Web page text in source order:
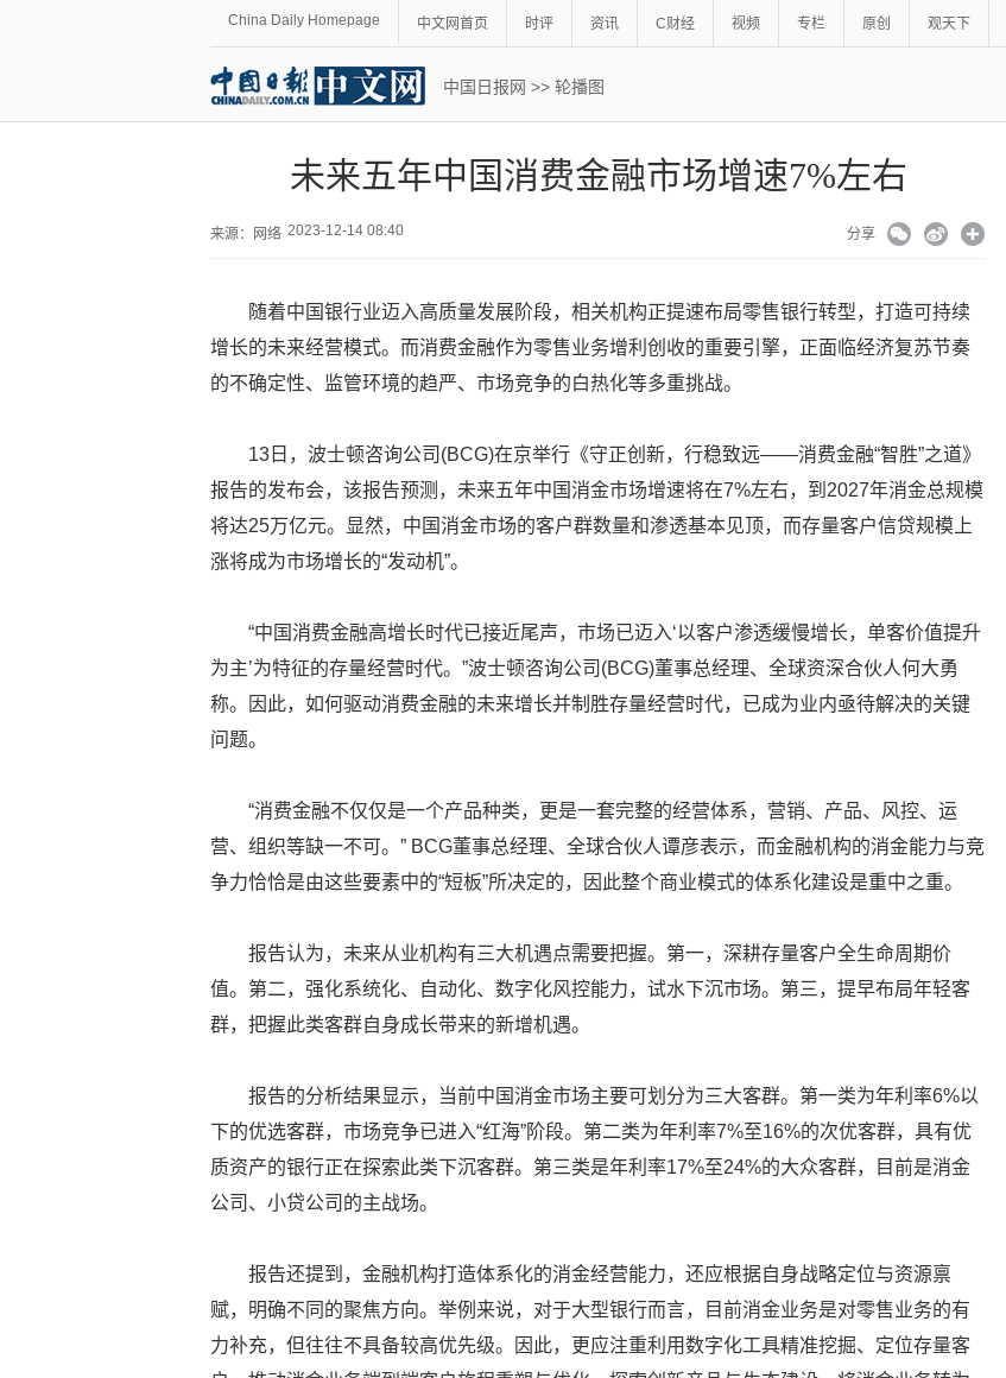
China Daily Homepage 中文网首页 时评 资讯 C财经 视频 专栏 原创 观天下
中国日报网 >> 轮播图
未来五年中国消费金融市场增速7%左右
来源：网络 2023-12-14 08:40 分享
随着中国银行业迈入高质量发展阶段，相关机构正提速布局零售银行转型，打造可持续
增长的未来经营模式。而消费金融作为零售业务增利创收的重要引擎，正面临经济复苏节奏
的不确定性、监管环境的趋严、市场竞争的白热化等多重挑战。
13日，波士顿咨询公司(BCG)在京举行《守正创新，行稳致远——消费金融“智胜”之道》
报告的发布会，该报告预测，未来五年中国消金市场增速将在7%左右，到2027年消金总规模
将达25万亿元。显然，中国消金市场的客户群数量和渗透基本见顶，而存量客户信贷规模上
涨将成为市场增长的“发动机”。
“中国消费金融高增长时代已接近尾声，市场已迈入‘以客户渗透缓慢增长，单客价值提升
为主’为特征的存量经营时代。”波士顿咨询公司(BCG)董事总经理、全球资深合伙人何大勇
称。因此，如何驱动消费金融的未来增长并制胜存量经营时代，已成为业内亟待解决的关键
问题。
“消费金融不仅仅是一个产品种类，更是一套完整的经营体系，营销、产品、风控、运
营、组织等缺一不可。” BCG董事总经理、全球合伙人谭彦表示，而金融机构的消金能力与竞
争力恰恰是由这些要素中的“短板”所决定的，因此整个商业模式的体系化建设是重中之重。
报告认为，未来从业机构有三大机遇点需要把握。第一，深耕存量客户全生命周期价
值。第二，强化系统化、自动化、数字化风控能力，试水下沉市场。第三，提早布局年轻客
群，把握此类客群自身成长带来的新增机遇。
报告的分析结果显示，当前中国消金市场主要可划分为三大客群。第一类为年利率6%以
下的优选客群，市场竞争已进入“红海”阶段。第二类为年利率7%至16%的次优客群，具有优
质资产的银行正在探索此类下沉客群。第三类是年利率17%至24%的大众客群，目前是消金
公司、小贷公司的主战场。
报告还提到，金融机构打造体系化的消金经营能力，还应根据自身战略定位与资源禀
赋，明确不同的聚焦方向。举例来说，对于大型银行而言，目前消金业务是对零售业务的有
力补充，但往往不具备较高优先级。因此，更应注重利用数字化工具精准挖掘、定位存量客